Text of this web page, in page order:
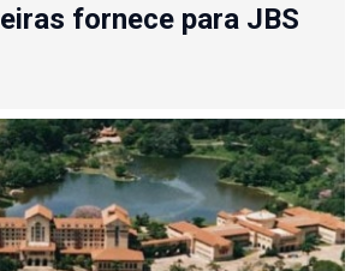
fornece para JBS